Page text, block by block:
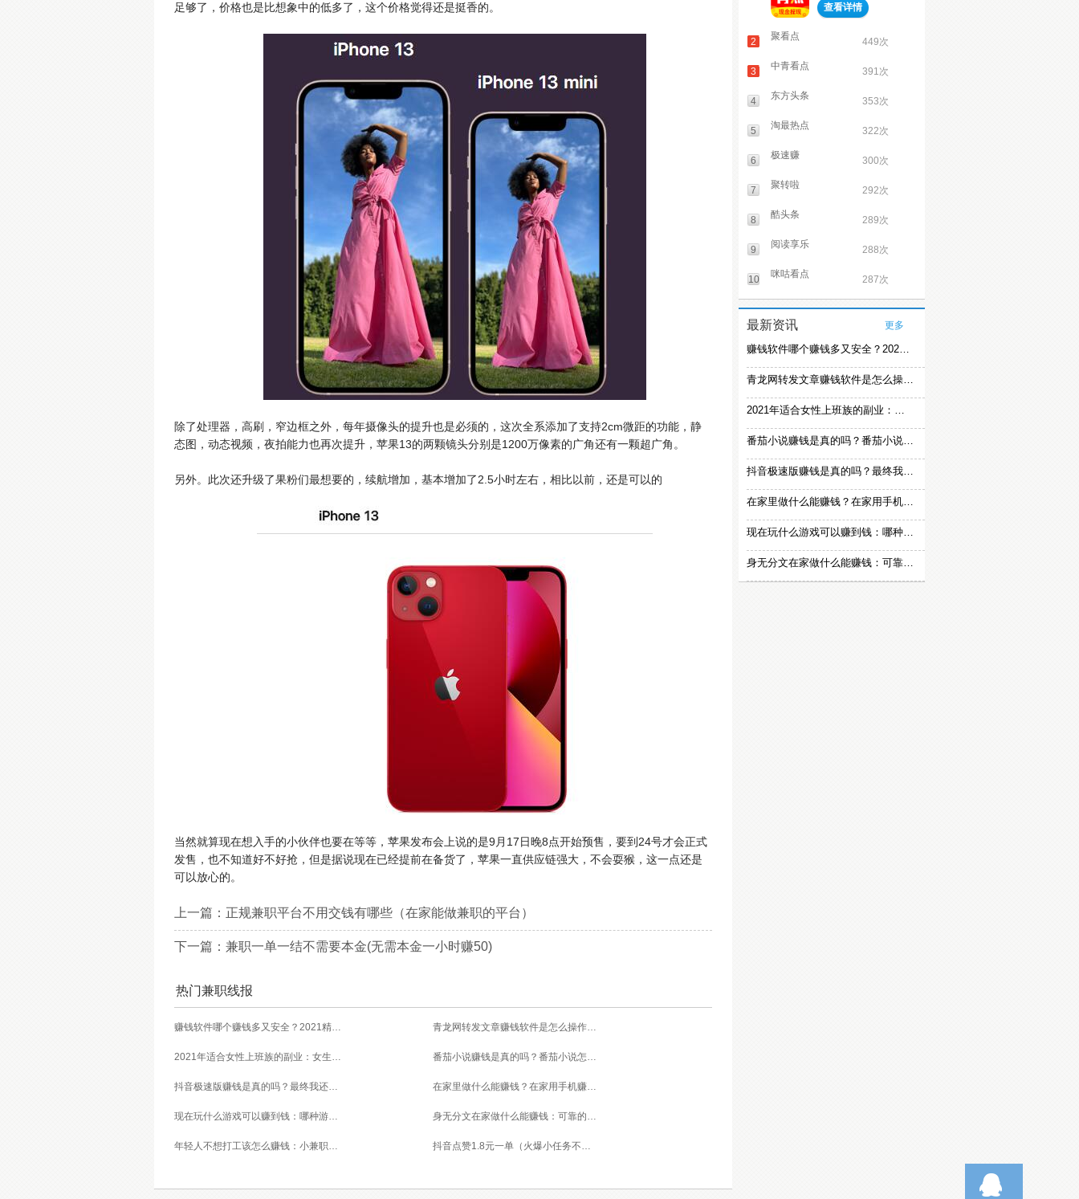
足够了，价格也是比想象中的低多了，这个价格觉得还是挺香的。
除了处理器，高刷，窄边框之外，每年摄像头的提升也是必须的，这次全系添加了支持2cm微距的功能，静
态图，动态视频，夜拍能力也再次提升，苹果13的两颗镜头分别是1200万像素的广角还有一颗超广角。
另外。此次还升级了果粉们最想要的，续航增加，基本增加了2.5小时左右，相比以前，还是可以的
当然就算现在想入手的小伙伴也要在等等，苹果发布会上说的是9月17日晚8点开始预售，要到24号才会正式
发售，也不知道好不好抢，但是据说现在已经提前在备货了，苹果一直供应链强大，不会耍猴，这一点还是
可以放心的。
上一篇： 正规兼职平台不用交钱有哪些（在家能做兼职的平台）
下一篇： 兼职一单一结不需要本金(无需本金一小时赚50)
热门兼职线报
赚钱软件哪个赚钱多又安全？2021精选赚钱软件 青龙网转发文章赚钱软件是怎么操作的？
2021年适合女性上班族的副业：女生在家赚钱兼职推荐 番茄小说赚钱是真的吗？番茄小说怎么操作赚钱
抖音极速版赚钱是真的吗？最终我还是放弃刷视频赚钱 在家里做什么能赚钱？在家用手机赚钱的方法
现在玩什么游戏可以赚到钱：哪种游戏赚钱比较快？ 身无分文在家做什么能赚钱：可靠的在家赚钱方法
年轻人不想打工该怎么赚钱：小兼职日赚100元以上 抖音点赞1.8元一单（火爆小任务不限量）
查看详情
2 聚看点 449次
3 中青看点 391次
4 东方头条 353次
5 淘最热点 322次
6 极速赚 300次
7 聚转啦 292次
8 酷头条 289次
9 阅读享乐 288次
10 咪咕看点 287次
最新资讯 更多
赚钱软件哪个赚钱多又安全？2021精选赚钱软件
青龙网转发文章赚钱软件是怎么操作的？
2021年适合女性上班族的副业：女生在家赚钱兼职推荐
番茄小说赚钱是真的吗？番茄小说怎么操作赚钱
抖音极速版赚钱是真的吗？最终我还是放弃刷视频赚钱
在家里做什么能赚钱？在家用手机赚钱的方法
现在玩什么游戏可以赚到钱：哪种游戏赚钱比较快？
身无分文在家做什么能赚钱：可靠的在家赚钱方法